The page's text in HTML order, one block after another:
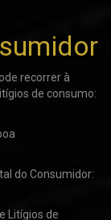
recorrer à
de consumo:
do Consumidor:
Litígios de